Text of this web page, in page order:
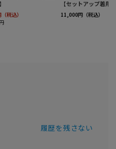
履歴を残さない